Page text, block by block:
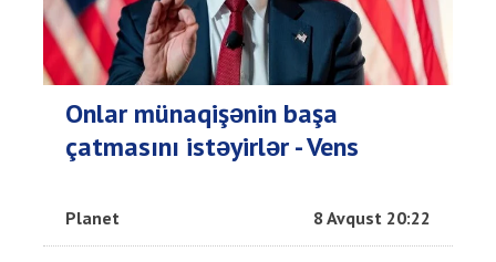
Onlar münaqişənin başa
çatmasını istəyirlər - Vens
Planet 8 Avqust 20:22